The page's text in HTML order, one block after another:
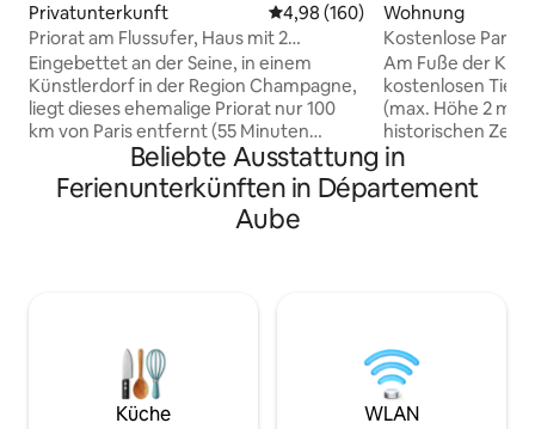
Privatunterkunft Durchschnittliche Bewertung:
4,98 (160)
Priorat am Flussufer, Haus mit 2
Schlafzimmern
Eingebettet an der Seine, in einem
Künstlerdorf in der Region Champagne,
liegt dieses ehemalige Priorat nur 100
km von Paris entfernt (55 Minuten
direkte Zugverbindung zwischen dem
benachbarten Nogent s/Sein und Gare
de l 'Est). Dies ist ein authentischer und
erholsamer Ort, neu renoviert,
und Kinder), Kajaks, SUPs und andere
Innen- und Außenausrüstungen sind
vorhanden.
Wohnung
Kostenlose
Kathedrale
Am Fuße der
kostenlosen
(max. Höhe 2 m),
historischen
malerische
erreichbar sind:
und Architektur
empfindlich auf
davon absehen.
Beliebte Ausstattung in
Ferienunterkünften in Département
Aube
Küche WLAN